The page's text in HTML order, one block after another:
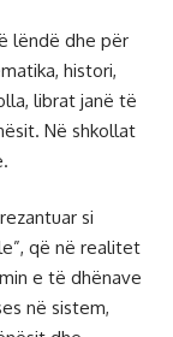
lëndë dhe për
histori,
librat janë të
Në shkollat
si
që në realitet
e të dhënave
në sistem,